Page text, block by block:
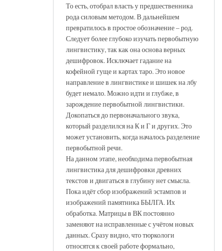
То есть, отобрал власть у предшественника
рода силовым методом. В дальнейшем
превратилось в простое обозначение – род.
Следует более глубоко изучать первобытную
лингвистику, так как она основа верных
дешифровок. Исключает гадание на
кофейной гуще и картах таро. Это новое
направление в лингвистике и шишек на лбу
будет немало. Можно идти и глубже, в
зарождение первобытной лингвистики.
Докопаться до первоначального звука,
который разделился на К и Г и других. Это
может установить, когда началось разделение
первобытной речи.
На данном этапе, необходима первобытная
лингвистика для дешифровки древних
текстов и двигаться в глубину нет смысла.
Пока идёт сбор изображений эстампов и
изображений памятника БЫЛГА. Их
обработка. Матрицы в ВК постоянно
заменяют на исправленные с учётом новых
данных. Сразу видно, что тюркологи
относятся к своей работе формально,